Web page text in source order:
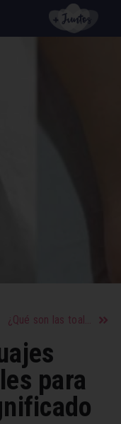
¿Qué son las toallas anti frizz y como se usan en el cabello?
para